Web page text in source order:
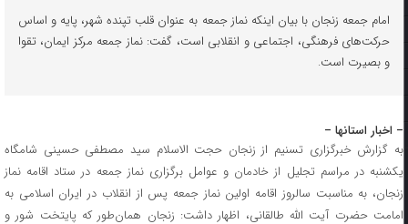
امام جمعه زنجان با بیان اینکه نماز جمعه به عنوان قلب تپنده شهر، پایه و اساس
حرکت‌های فرهنگی، اجتماعی و انقلابی است، گفت: نماز جمعه مرکز ایمان، تقوا
و بصیرت است.
– اخبار استانها –
به گزارش خبرگزاری تسنیم از زنجان حجت الاسلام سید مصطفی حسینی شامگاه
یکشنبه در مراسم تجلیل از خادمان و عوامل برگزاری نماز جمعه در ستاد اقامه نماز
زنجان، به مناسبت سالروز اقامه اولین نماز جمعه پس از انقلاب در ایران اسلامی به
امامت حضرت آیت الله طالقانی، اظهار داشت: زنجان همان‌طور که پایتخت شور و